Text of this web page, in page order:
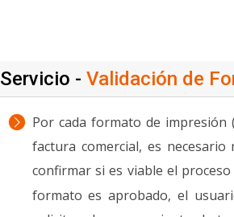
Servicio - Validación de
Por cada formato de impresión
factura comercial, es
confirmar si es viable el
formato es aprobado, el